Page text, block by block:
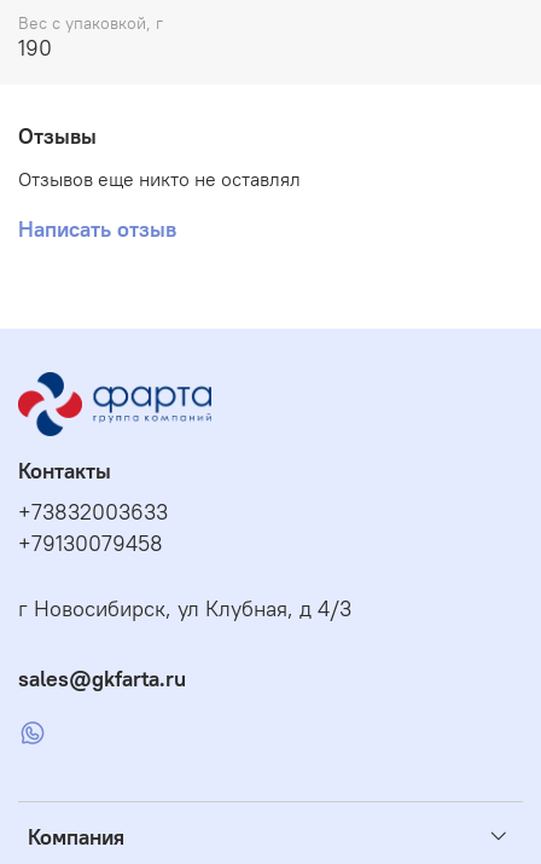
Вес с упаковкой, г
190
Отзывы
Отзывов еще никто не оставлял
Написать отзыв
Компания
Контакты
+73832003633
+79130079458
г Новосибирск, ул Клубная, д 4/3
sales@gkfarta.ru